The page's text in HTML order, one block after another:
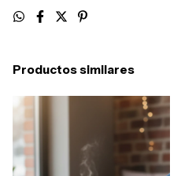
Productos similares